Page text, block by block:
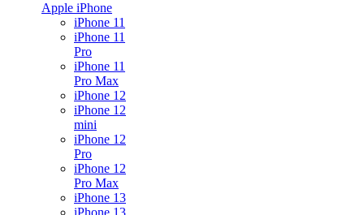
Apple iPhone
iPhone 11
iPhone 11
Pro
iPhone 11
Pro Max
iPhone 12
iPhone 12
mini
iPhone 12
Pro
iPhone 12
Pro Max
iPhone 13
iPhone 13